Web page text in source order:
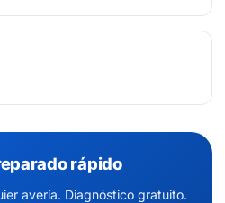
rápido
avería. Diagnóstico gratuito.